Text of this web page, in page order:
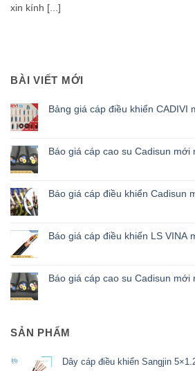
xin kính [...]
BÀI VIẾT MỚI
Bảng giá cáp điều khiển CADIVI
Báo giá cáp cao su Cadisun mới
Báo giá cáp điều khiển Cadisun
Báo giá cáp điều khiển LS VINA
Báo giá cáp cao su Cadisun mới
SẢN PHẨM
Dây cáp điều khiển Sangjin